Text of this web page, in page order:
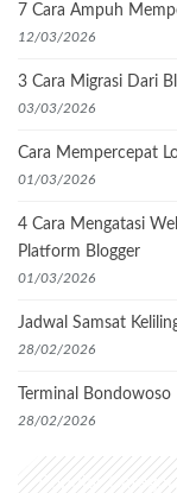
7 Cara Ampuh
12/03/2026
3 Cara Migrasi Dari
03/03/2026
Cara Mempercepat
01/03/2026
4 Cara Mengatasi
Platform Blogger
01/03/2026
Jadwal Samsat
28/02/2026
Terminal Bondowoso
28/02/2026
Popular